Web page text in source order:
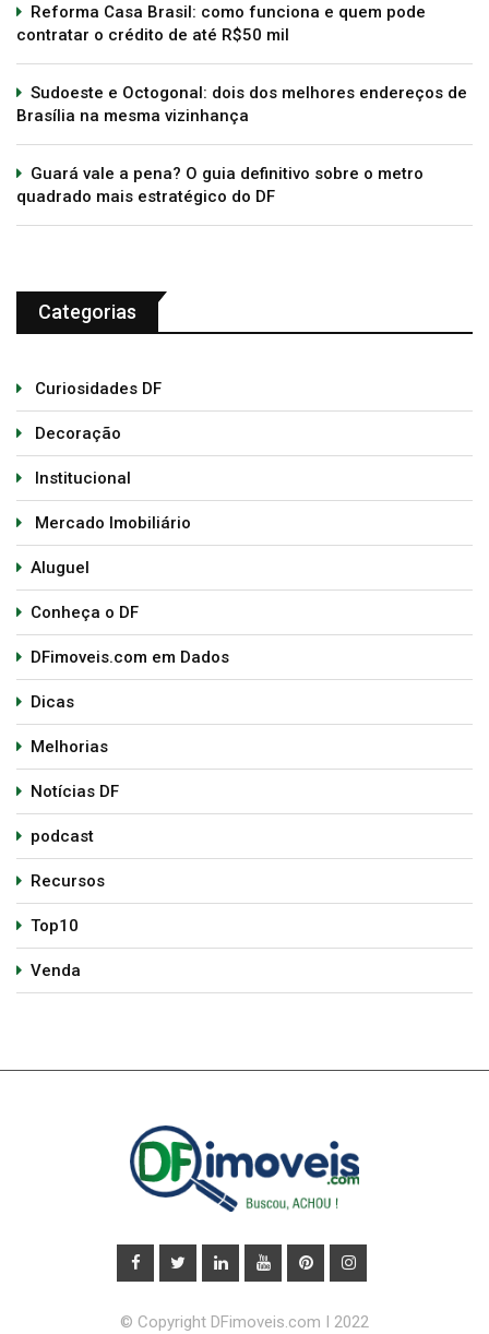
Reforma Casa Brasil: como funciona e quem pode
contratar o crédito de até R$50 mil
Sudoeste e Octogonal: dois dos melhores endereços de
Brasília na mesma vizinhança
Guará vale a pena? O guia definitivo sobre o metro
quadrado mais estratégico do DF
Categorias
Curiosidades DF
Decoração
Institucional
Mercado Imobiliário
Aluguel
Conheça o DF
DFimoveis.com em Dados
Dicas
Melhorias
Notícias DF
podcast
Recursos
Top10
Venda
© Copyright DFimoveis.com I 2022